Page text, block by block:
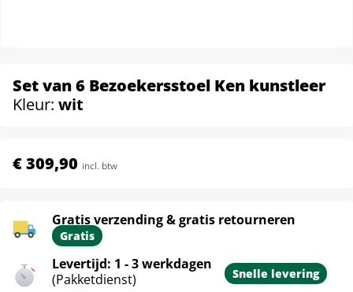
Set van 6 Bezoekersstoel Ken kunstleer
Kleur: wit
€ 309,90 incl. btw
Gratis verzending & gratis retourneren
Gratis
Levertijd: 1 - 3 werkdagen
(Pakketdienst)
Snelle levering